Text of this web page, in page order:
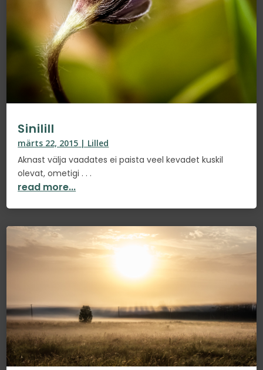
Sinilill
märts 22, 2015 | Lilled
Aknast välja vaadates ei paista veel kevadet kuskil
olevat, ometigi . . .
read more...